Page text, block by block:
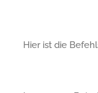
Hier ist die